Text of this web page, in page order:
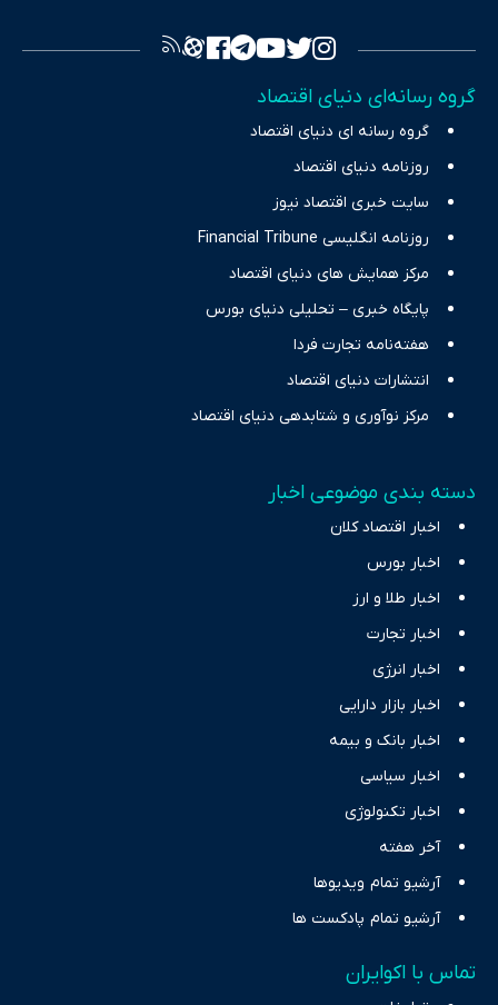
تصویری شفاف از واقعیت‌های اقتصادی ارائه دهد. ما در اکوایران با
چالش‌های فقر و بیکاری را جست‌وجو کرده و در کنار تحلیل آمارها،
نیازهای خبری مخاطبان در حوزه‌های اثرگذار بر اقتصاد را با رویکردی
حرفه‌ای و روزآمد پوشش می‌دهیم.
گروه رسانه‌ای دنیای اقتصاد
گروه رسانه ای دنیای اقتصاد
روزنامه دنیای اقتصاد
سایت خبری اقتصاد نیوز
روزنامه انگلیسی Financial Tribune
مرکز همایش های دنیای اقتصاد
پایگاه خبری – تحلیلی دنیای بورس
هفته‌نامه تجارت فردا
انتشارات دنیای اقتصاد
مرکز نوآوری و شتابدهی دنیای اقتصاد
دسته بندی موضوعی اخبار
اخبار اقتصاد کلان
اخبار بورس
اخبار طلا و ارز
اخبار تجارت
اخبار انرژی
اخبار بازار دارایی
اخبار بانک و بیمه
اخبار سیاسی
اخبار تکنولوژی
آخر هفته
آرشیو تمام ویدیوها
آرشیو تمام پادکست ها
تماس با اکوایران